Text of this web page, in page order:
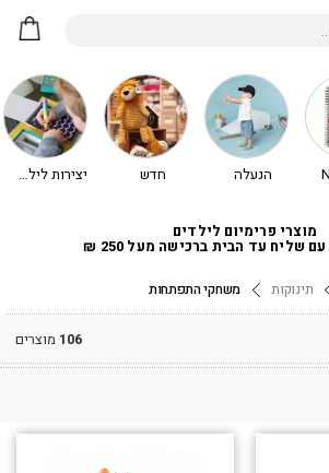
הנעלה חדש יצירות לילדים - יצירה לילדים
מוצרי פרימיום לילדים
שליח עד הבית ברכישה מעל 250 ₪
תינוקות משחקי התפתחות
106 מוצרים